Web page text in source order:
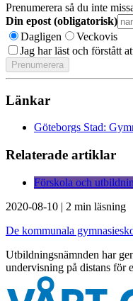
Prenumerera så du inte
Din epost (obligatorisk)
Dagligen
Veckovis
Jag har läst och förstått
Länkar
Göteborgs Stad:
Relaterade artiklar
Förskola och
2020-08-10 | 2 min läsning
De kommunala
Utbildningsnämnden har
undervisning på distans för